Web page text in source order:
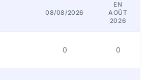
08/08/2026
EN
AOÛT
2026
0 0